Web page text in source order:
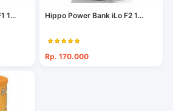
1... Hippo Power Bank iLo F2 1...
Rp. 170.000